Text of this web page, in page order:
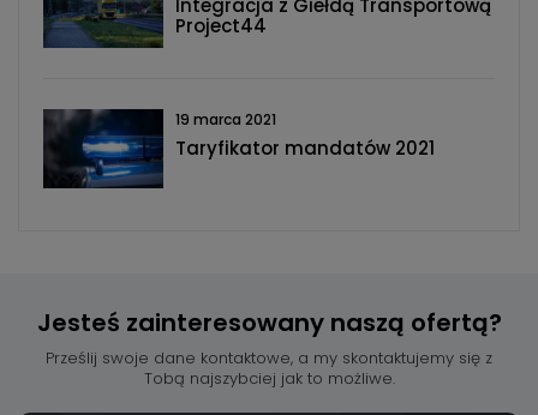
Integracja z Giełdą Transportową
Project44
19 marca 2021
Taryfikator mandatów 2021
Jesteś zainteresowany naszą ofertą?
Prześlij swoje dane kontaktowe, a my skontaktujemy się z
Tobą najszybciej jak to możliwe.